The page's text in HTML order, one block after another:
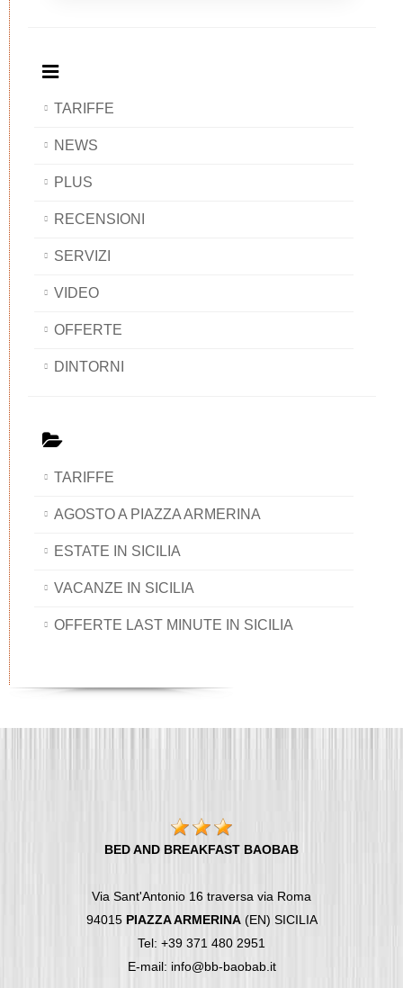
TARIFFE
NEWS
PLUS
RECENSIONI
SERVIZI
VIDEO
OFFERTE
DINTORNI
TARIFFE
AGOSTO A PIAZZA ARMERINA
ESTATE IN SICILIA
VACANZE IN SICILIA
OFFERTE LAST MINUTE IN SICILIA
BED AND BREAKFAST BAOBAB
Via Sant'Antonio 16 traversa via Roma
94015 PIAZZA ARMERINA(EN) SICILIA
Tel: +39 371 480 2951
E-mail: info@bb-baobab.it